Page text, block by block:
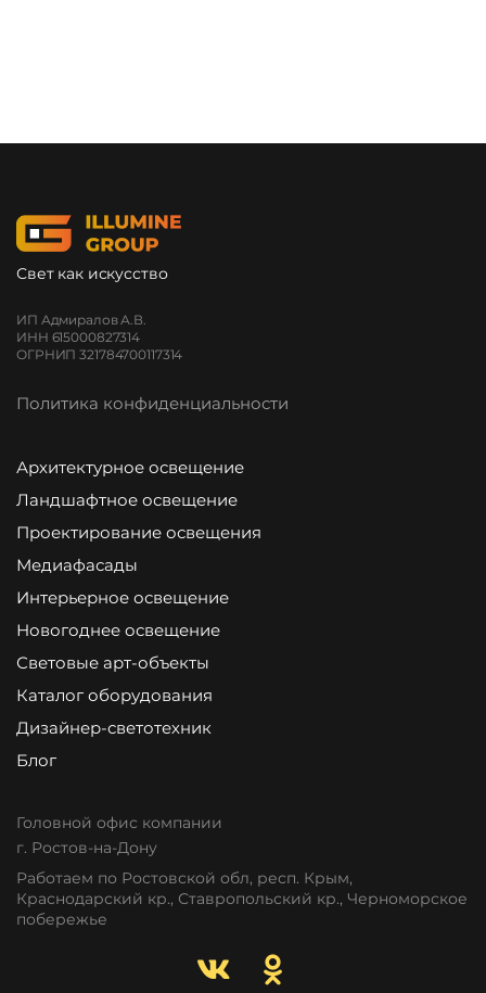
Свет как искусство
ИП Адмиралов А.В.
ИНН 615000827314
ОГРНИП 321784700117314
Политика конфиденциальности
Архитектурное освещение
Ландшафтное освещение
Проектирование освещения
Медиафасады
Интерьерное освещение
Новогоднее освещение
Световые арт-объекты
Каталог оборудования
Дизайнер-светотехник
Блог
Головной офис компании
г. Ростов-на-Дону
Работаем по Ростовской обл, респ. Крым,
Краснодарский кр., Ставропольский кр., Черноморское
побережье